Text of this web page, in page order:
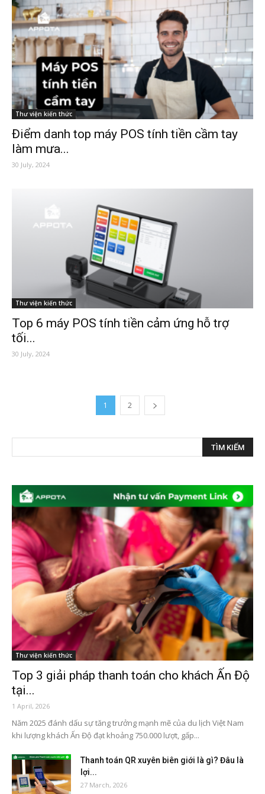
Thư viện kiến thức
Điểm danh top máy POS tính tiền cầm tay
làm mưa...
30 July, 2024
Thư viện kiến thức
Top 6 máy POS tính tiền cảm ứng hỗ trợ
tối...
30 July, 2024
1 2
Thư viện kiến thức
Top 3 giải pháp thanh toán cho khách Ấn Độ
tại...
1 April, 2026
Năm 2025 đánh dấu sự tăng trưởng mạnh mẽ của du lịch Việt Nam
khi lượng khách Ấn Độ đạt khoảng 750.000 lượt, gấp...
Thanh toán QR xuyên biên giới là gì? Đâu là
lợi...
27 March, 2026